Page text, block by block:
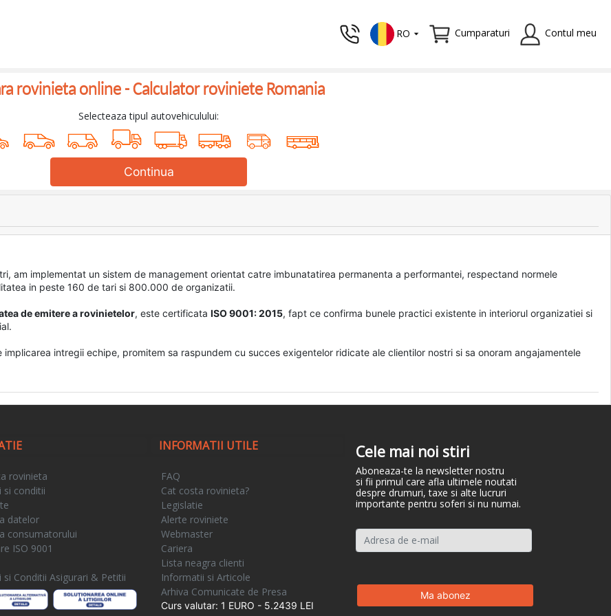
RO Cumparaturi Contul meu
rovinieta online -Calculator roviniete Romania
Selecteaza tipul autovehiculului:
Continua
am implementat un sistem de management orientat catre imbunatatirea permanenta a performantei, respectand normele
in peste 160 de tari si 800.000 de organizatii.
de emitere a rovinietelor, este certificata ISO 9001: 2015, fapt ce confirma bunele practici existente in interiorul organizatiei si
intregii echipe, promitem sa raspundem cu succes exigentelor ridicate ale clientilor nostri si sa onoram angajamentele
rovinieta
si conditii
datelor
consumatorului
ISO 9001
si Conditii Asigurari & Petitii
INFORMATII UTILE
FAQ
Cat costa rovinieta?
Legislatie
Alerte roviniete
Webmaster
Cariera
Lista neagra clienti
Informatii si Articole
Arhiva Comunicate de Presa
Curs valutar: 1 EURO - 5.2439 LEI
Cele mai noi stiri
Aboneaza-te la newsletter nostru
si fii primul care afla ultimele noutati
despre drumuri, taxe si alte lucruri
importante pentru soferi si nu numai.